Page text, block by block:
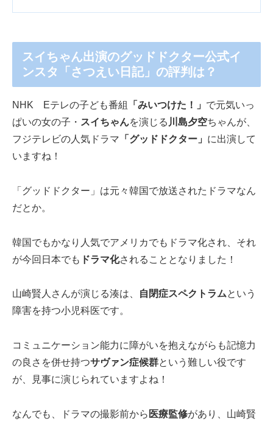
スイちゃん出演のグッドドクター公式イ
ンスタ「さつえい日記」の評判は？
NHK Eテレの子ども番組 「みいつけた！」 で元気いっ
ぱいの女の子・ スイちゃんを演じる 川島夕空ちゃんが、
フジテレビの人気ドラマ 「グッドドクター」 に出演して
いますね！
「グッドドクター」は元々韓国で放送されたドラマなん
だとか。
韓国でもかなり人気でアメリカでもドラマ化され、それ
が今回日本でも ドラマ化されることとなりました！
山崎賢人さんが演じる湊は、 自閉症スペクトラムという
障害を持つ小児科医です。
コミュニケーション能力に障がいを抱えながらも記憶力
の良さを併せ持つサヴァン症候群という難しい役です
が、見事に演じられていますよね！
なんでも、ドラマの撮影前から 医療監修があり、山崎賢